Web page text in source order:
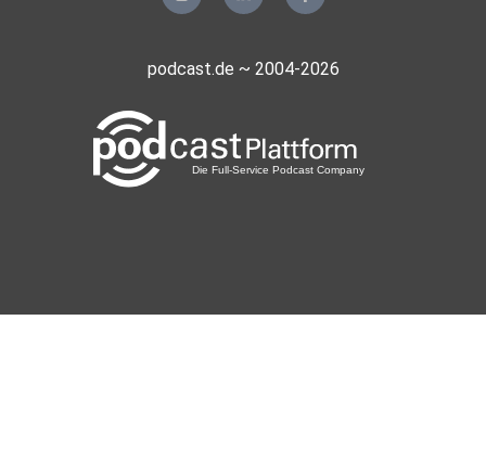
podcast.de ~ 2004-2026